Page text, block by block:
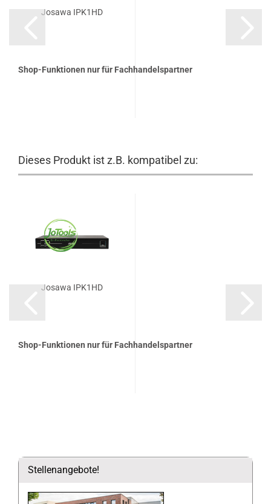
Josawa IPK1HD
Shop-Funktionen nur für Fachhandelspartner
Dieses Produkt ist z.B. kompatibel zu:
Josawa IPK1HD
Shop-Funktionen nur für Fachhandelspartner
Stellenangebote!